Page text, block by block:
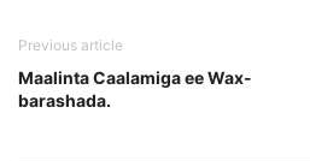
Previous article
Maalinta Caalamiga ee Wax-
barashada.